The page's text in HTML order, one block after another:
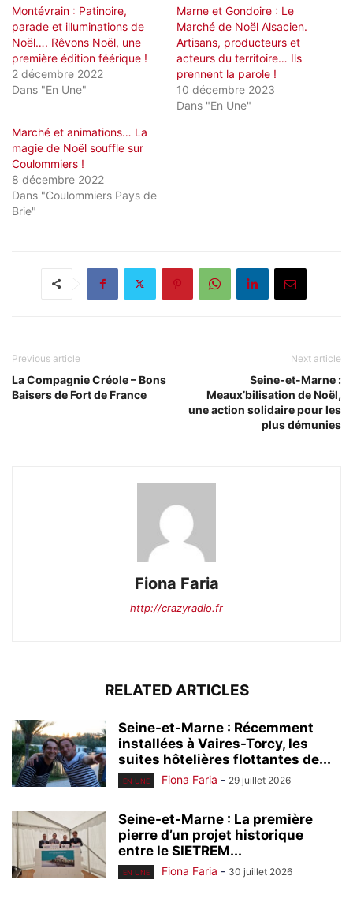
Montévrain : Patinoire,
parade et illuminations de
Noël…. Rêvons Noël, une
première édition féérique !
2 décembre 2022
Dans "En Une"
Marne et Gondoire : Le
Marché de Noël Alsacien.
Artisans, producteurs et
acteurs du territoire… Ils
prennent la parole !
10 décembre 2023
Dans "En Une"
Marché et animations… La
magie de Noël souffle sur
Coulommiers !
8 décembre 2022
Dans "Coulommiers Pays de
Brie"
Previous article
La Compagnie Créole – Bons
Baisers de Fort de France
Next article
Seine-et-Marne :
Meaux’bilisation de Noël,
une action solidaire pour les
plus démunies
Fiona Faria
http://crazyradio.fr
RELATED ARTICLES
Seine-et-Marne : Récemment
installées à Vaires-Torcy, les
suites hôtelières flottantes de...
EN UNE Fiona Faria - 29 juillet 2026
Seine-et-Marne : La première
pierre d’un projet historique
entre le SIETREM...
EN UNE Fiona Faria - 30 juillet 2026